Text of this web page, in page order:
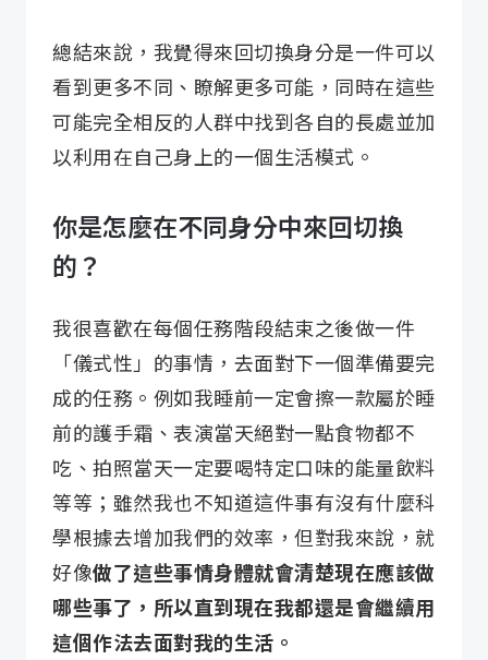
總結來說，我覺得來回切換身分是一件可以
看到更多不同、瞭解更多可能，同時在這些
可能完全相反的人群中找到各自的長處並加
以利用在自己身上的一個生活模式。
你是怎麼在不同身分中來回切換
的？
我很喜歡在每個任務階段結束之後做一件
「儀式性」的事情，去面對下一個準備要完
成的任務。例如我睡前一定會擦一款屬於睡
前的護手霜、表演當天絕對一點食物都不
吃、拍照當天一定要喝特定口味的能量飲料
等等；雖然我也不知道這件事有沒有什麼科
學根據去增加我們的效率，但對我來說，就
好像做了這些事情身體就會清楚現在應該做
哪些事了，所以直到現在我都還是會繼續用
這個作法去面對我的生活。